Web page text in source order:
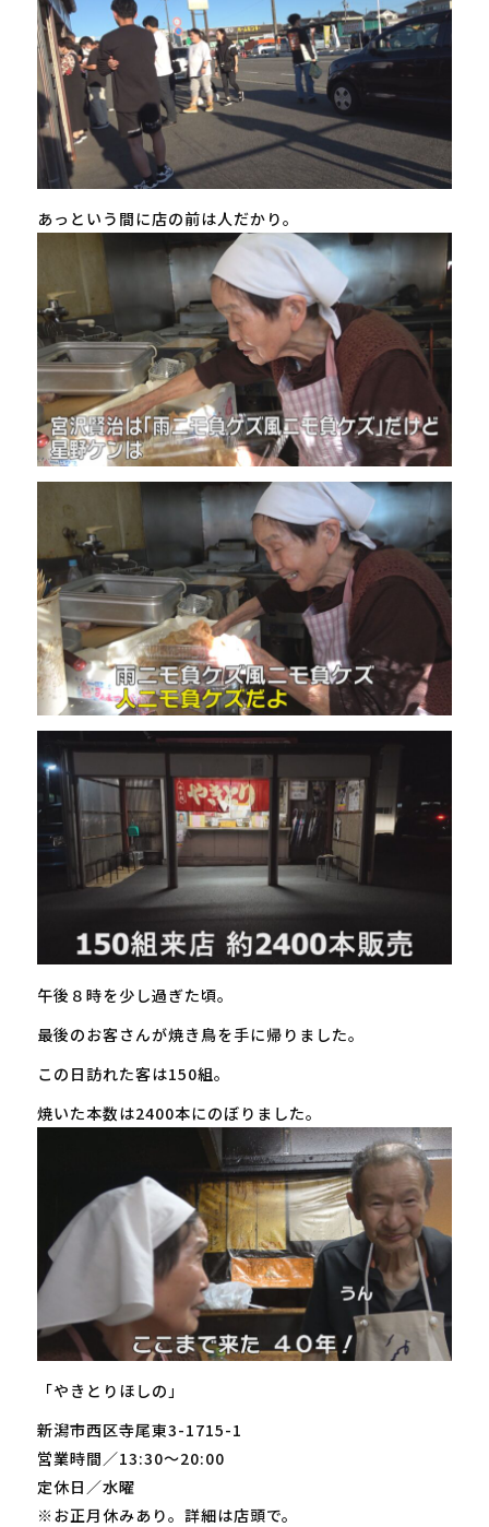
あっという間に店の前は人だかり。
午後８時を少し過ぎた頃。
最後のお客さんが焼き鳥を手に帰りました。
この日訪れた客は150組。
焼いた本数は2400本にのぼりました。
「やきとりほしの」
新潟市西区寺尾東3-1715-1
営業時間／13:30～20:00
定休日／水曜
※お正月休みあり。詳細は店頭で。